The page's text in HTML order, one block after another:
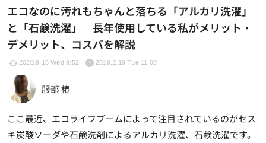
エコなのに汚れもちゃんと落ちる「アルカリ洗濯」
と「石鹸洗濯」 長年使用している私がメリット・
デメリット、コスパを解説
2020.9.16 Wed 9:52 2019.2.19 Tue 11:00
服部 椿
ここ最近、エコライフブームによって注目されているのがセス
キ炭酸ソーダや石鹸洗剤によるアルカリ洗濯、石鹸洗濯です。